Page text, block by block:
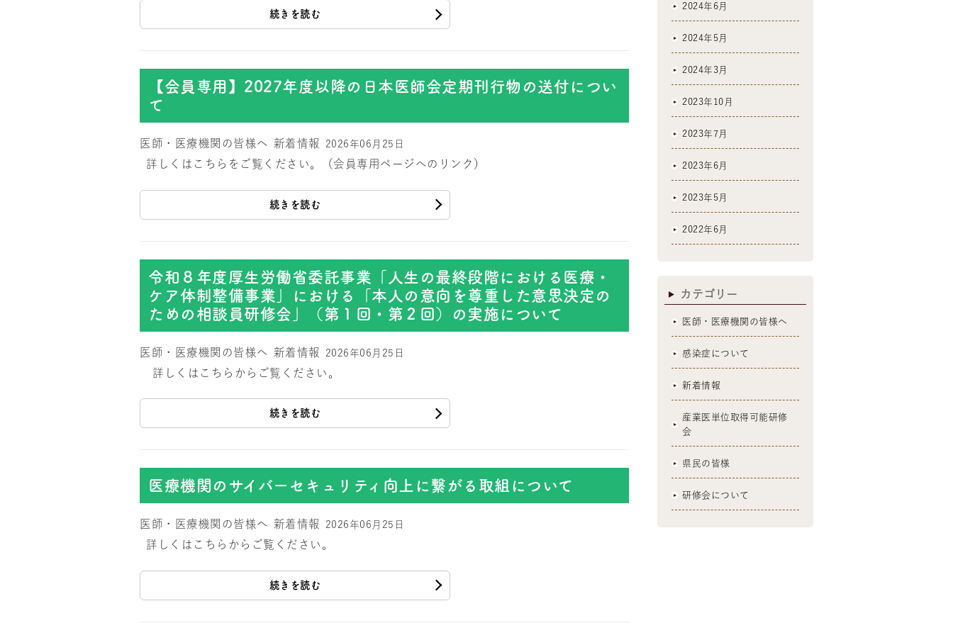
続きを読む
【会員専用】2027年度以降の日本医師会定期刊行物の送付につい
て
医師・医療機関の皆様へ 新着情報 2026年06月25日
詳しくはこちらをご覧ください。（会員専用ページへのリンク）
続きを読む
令和８年度厚生労働省委託事業「人生の最終段階における医療・
ケア体制整備事業」における「本人の意向を尊重した意思決定の
ための相談員研修会」（第１回・第２回）の実施について
医師・医療機関の皆様へ 新着情報 2026年06月25日
詳しくはこちらからご覧ください。
続きを読む
医療機関のサイバーセキュリティ向上に繋がる取組について
医師・医療機関の皆様へ 新着情報 2026年06月25日
詳しくはこちらからご覧ください。
続きを読む
2024年6月
2024年5月
2024年3月
2023年10月
2023年7月
2023年6月
2023年5月
2022年6月
カテゴリー
医師・医療機関の皆様へ
感染症について
新着情報
産業医単位取得可能研修
会
県民の皆様
研修会について